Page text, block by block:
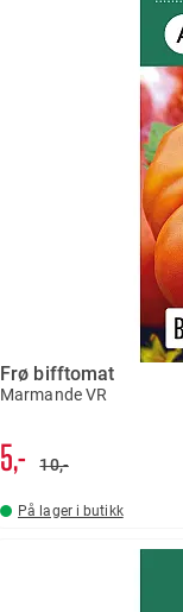
Frø bifftomat
Marmande VR
5,- 10,-
På lager i butikk